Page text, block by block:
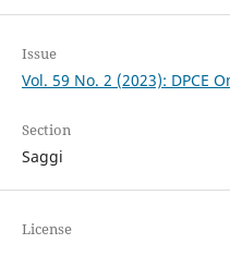
Issue
Vol. 59 No. 2 (2023): DPCE
Section
Saggi
License